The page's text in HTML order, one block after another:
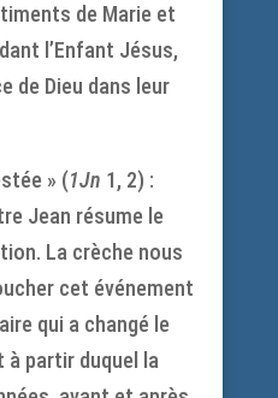
de Marie et
l’Enfant Jésus,
de Dieu dans leur
» (1Jn 1, 2) :
Jean résume le
La crèche nous
cet événement
qui a changé le
à partir duquel la